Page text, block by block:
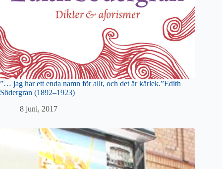
”… jag har ett enda namn för allt, och det är kärlek.”Edith
Södergran (1892–1923)
8 juni, 2017